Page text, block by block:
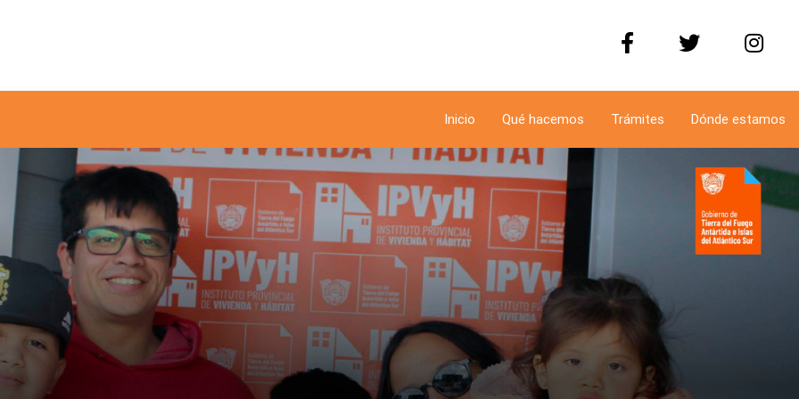
Inicio Qué hacemos Trámites Dónde estamos